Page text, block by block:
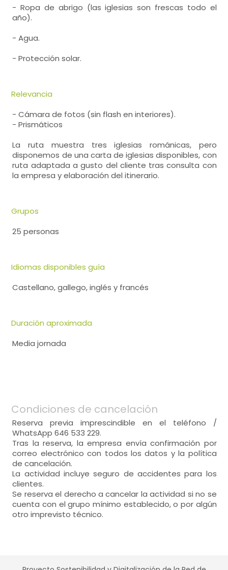
- Ropa de abrigo (las iglesias son frescas todo el
año).
- Agua.
- Protección solar.
Relevancia
- Cámara de fotos (sin flash en interiores).
- Prismáticos
La ruta muestra tres iglesias románicas, pero
disponemos de una carta de iglesias disponibles, con
ruta adaptada a gusto del cliente tras consulta con
la empresa y elaboración del itinerario.
Grupos
25 personas
Idiomas disponibles guía
Castellano, gallego, inglés y francés
Duración aproximada
Media jornada
Condiciones de cancelación
Reserva previa imprescindible en el teléfono /
WhatsApp 646 533 229.
Tras la reserva, la empresa envía confirmación por
correo electrónico con todos los datos y la política
de cancelación.
La actividad incluye seguro de accidentes para los
clientes.
Se reserva el derecho a cancelar la actividad si no se
cuenta con el grupo mínimo establecido, o por algún
otro imprevisto técnico.